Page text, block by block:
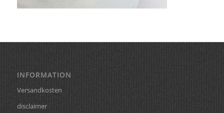
INFORMATION
Versandkosten
disclaimer